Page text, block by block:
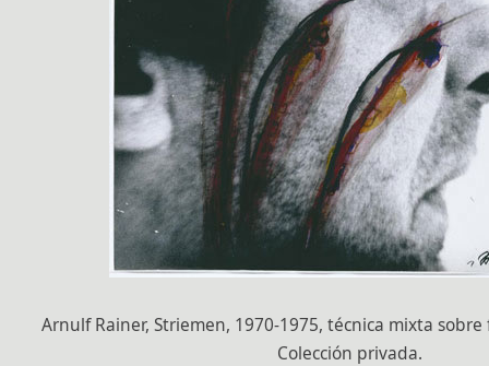
Arnulf Rainer, Striemen, 1970-1975, técnica mixta
Colección privada.